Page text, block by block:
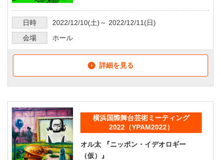
日時 2022/12/10(土)～ 2022/12/11 (日)
会場
ホール
詳細を見る
横浜国際舞台芸術ミーティング
2022（YPAM2022）
オル太 『ニッポン・イデオロギー
（仮）』